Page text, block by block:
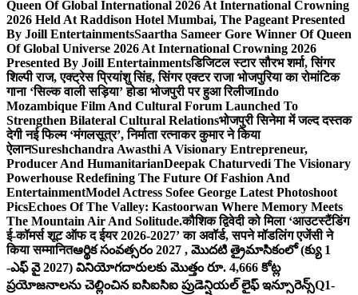
Queen Of Global International 2026 At International Crowning
2026 Held At Raddison Hotel Mumbai, The Pageant Presented
By Joill EntertainmentsSaartha Sameer Gore Winner Of Queen
Of Global Universe 2026 At International Crowning 2026
Presented By Joill Entertainmentsडिजिटल स्टार सौरभ शर्मा, सिंगर
शिल्पी राज, एक्ट्रेस प्रियांशु सिंह, सिंगर एक्टर राजा भोजपुरिया का रोमांटिक
गाना ‘सिल्क वाली सड़िया’ होडा भोजपुरी पर हुआ रिलीजIndo
Mozambique Film And Cultural Forum Launched To
Strengthen Bilateral Cultural Relationsभोजपुरी सिनेमा में जल्द दस्तक
देगी नई फिल्म ‘मंगलसूत्र’, निर्माता रत्नाकर कुमार ने किया
ऐलानSureshchandra Awasthi A Visionary Entrepreneur,
Producer And HumanitarianDeepak Chaturvedi The Visionary
Powerhouse Redefining The Future Of Fashion And
EntertainmentModel Actress Sofee George Latest Photoshoot
PicsEchoes Of The Valley: Kastoorwan Where Memory Meets
The Mountain Air And Solitude.कौशिक द्विवेदी को मिला ‘आउटस्टैंडिंग
ई-कॉमर्स शूट ऑफ द ईयर 2026-2027’ का अवॉर्ड, सपने मॉडलिंग एजेंसी ने
किया सम्मानितఆర్థిక సంవత్సరం 2027 , మొదటి త్రైమాసికంలో (క్యు 1
-ఎఫ్ వై 2027) వినియోగదారులకు మొత్తం రూ. 4,666 కోట్ల
ప్రయోజనాలను చెల్లించిన ఐసిఐసిఐ ప్రుడెన్షియల్ లైఫ్ ఇన్సూరెన్స్Q1-